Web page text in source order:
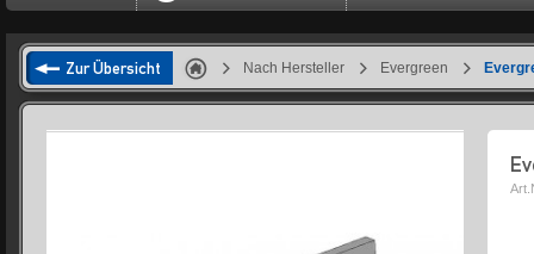
Zur Übersicht Nach Hersteller Evergreen